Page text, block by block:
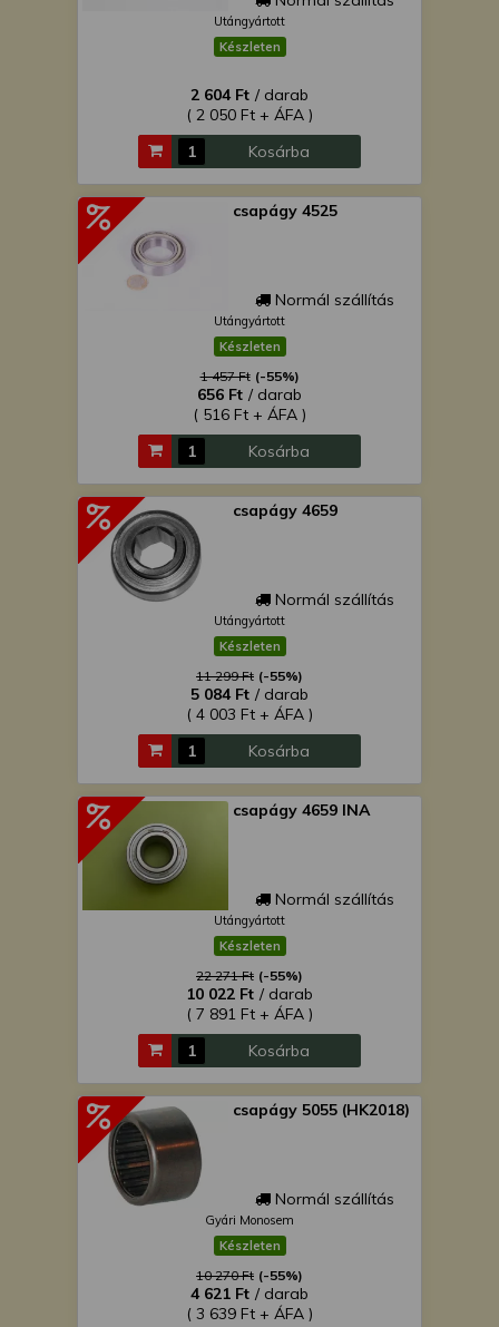
Utángyártott
Készleten
2 604 Ft / darab
( 2 050 Ft + ÁFA )
Kosárba
csapágy 4525
Normál szállítás
Utángyártott
Készleten
1 457 Ft (-55%)
656 Ft / darab
( 516 Ft + ÁFA )
Kosárba
csapágy 4659
Normál szállítás
Utángyártott
Készleten
11 299 Ft (-55%)
5 084 Ft / darab
( 4 003 Ft + ÁFA )
Kosárba
csapágy 4659 INA
Normál szállítás
Utángyártott
Készleten
22 271 Ft (-55%)
10 022 Ft / darab
( 7 891 Ft + ÁFA )
Kosárba
csapágy 5055 (HK2018)
Normál szállítás
Gyári Monosem
Készleten
10 270 Ft (-55%)
4 621 Ft / darab
( 3 639 Ft + ÁFA )